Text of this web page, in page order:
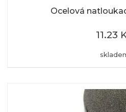
Ocelová
11.23